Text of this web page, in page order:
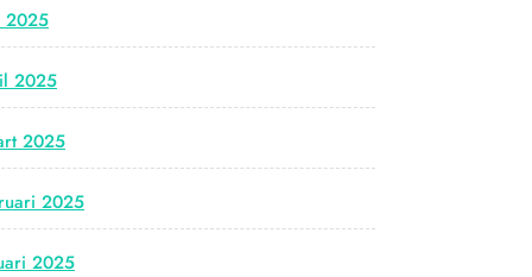
2025
2025
2025
2025
2025